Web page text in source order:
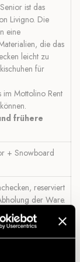
ist das
Livigno. Die
eine
die das
leicht zu
für
im Mottolino Rent
frühere
+ Snowboard
reserviert
der Ware.
Kauf des
zugewiesene
Kasse gehen